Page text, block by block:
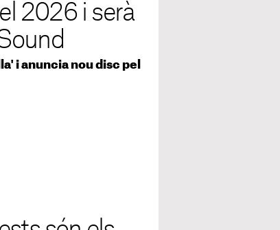
2026 i serà
i anuncia nou disc pel